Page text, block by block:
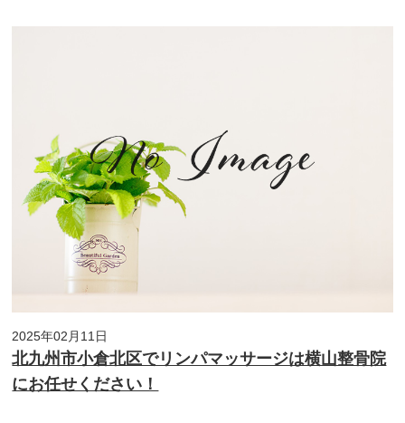
2025年02月11日
北九州市小倉北区でリンパマッサージは横山整骨院
にお任せください！